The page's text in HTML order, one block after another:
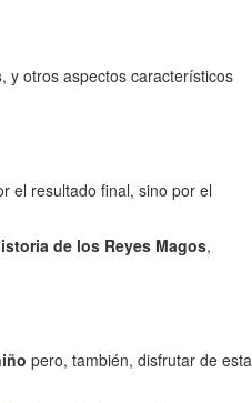
, y otros aspectos característicos
el resultado final, sino por el
de los Reyes Magos,
pero, también, disfrutar de esta